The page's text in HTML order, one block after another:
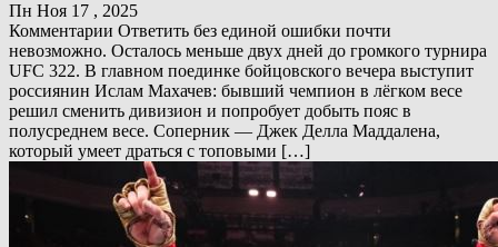
Пн Ноя 17 , 2025
Комментарии Ответить без единой ошибки почти
невозможно. Осталось меньше двух дней до громкого турнира
UFC 322. В главном поединке бойцовского вечера выступит
россиянин Ислам Махачев: бывший чемпион в лёгком весе
решил сменить дивизион и попробует добыть пояс в
полусреднем весе. Соперник — Джек Делла Маддалена,
который умеет драться с топовыми […]